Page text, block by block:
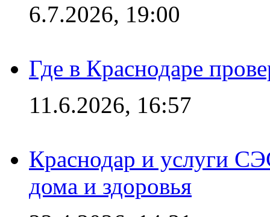
6.7.2026, 19:00
Где в Краснодаре
11.6.2026, 16:57
Краснодар и услуги
дома и здоровья